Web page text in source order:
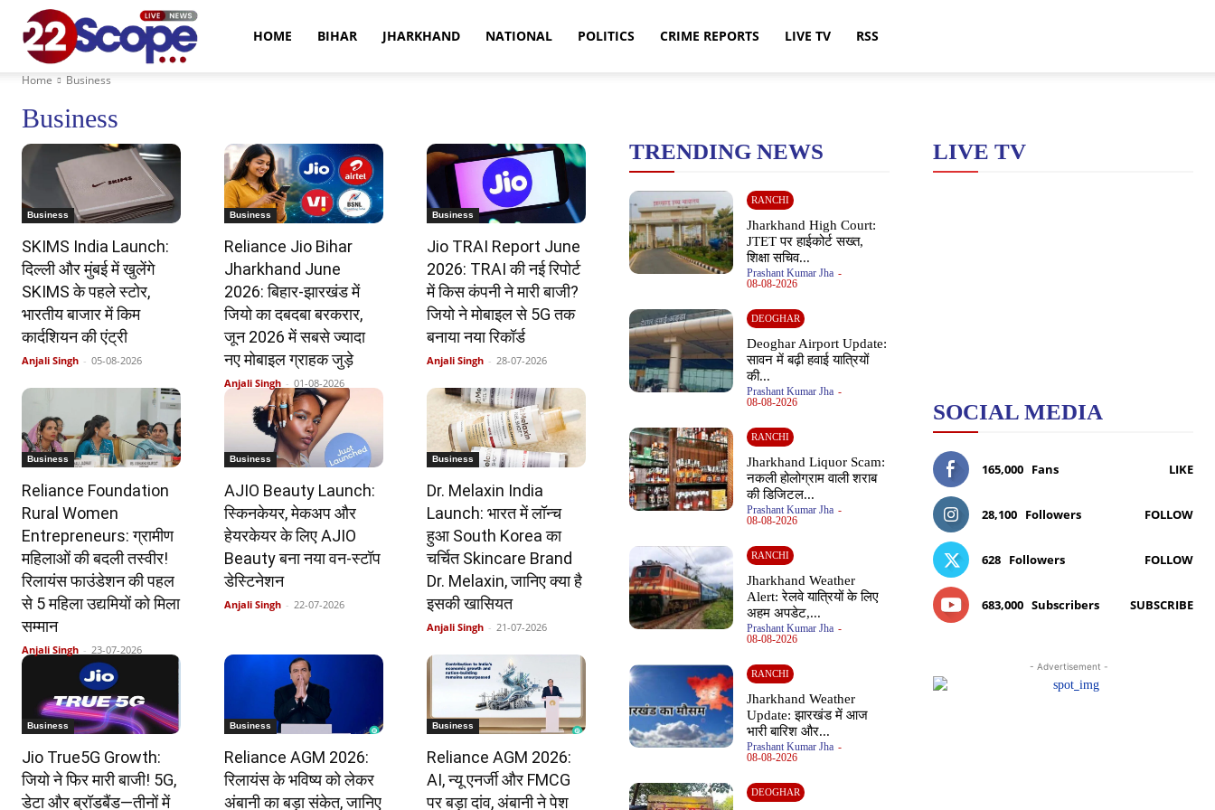
HOME BIHAR JHARKHAND NATIONAL POLITICS CRIME REPORTS LIVE TV RSS
Home Business
Business
Business
SKIMS India Launch:
दिल्ली और मुंबई में खुलेंगे
SKIMS के पहले स्टोर,
भारतीय बाजार में किम
कार्दशियन की एंट्री
Anjali Singh - 05-08-2026
Business
Reliance Jio Bihar
Jharkhand June
2026: बिहार-झारखंड में
जियो का दबदबा बरकरार,
जून 2026 में सबसे ज्यादा
नए मोबाइल ग्राहक जुड़े
Anjali Singh - 01-08-2026
Business
Jio TRAI Report June
2026: TRAI की नई रिपोर्ट
में किस कंपनी ने मारी बाजी?
जियो ने मोबाइल से 5G तक
बनाया नया रिकॉर्ड
Anjali Singh - 28-07-2026
Business
Reliance Foundation
Rural Women
Entrepreneurs: ग्रामीण
महिलाओं की बदली तस्वीर!
रिलायंस फाउंडेशन की पहल
से 5 महिला उद्यमियों को मिला
सम्मान
Anjali Singh - 23-07-2026
Business
AJIO Beauty Launch:
स्किनकेयर, मेकअप और
हेयरकेयर के लिए AJIO
Beauty बना नया वन-स्टॉप
डेस्टिनेशन
Anjali Singh - 22-07-2026
Business
Dr. Melaxin India
Launch: भारत में लॉन्च
हुआ South Korea का
चर्चित Skincare Brand
Dr. Melaxin, जानिए क्या है
इसकी खासियत
Anjali Singh - 21-07-2026
Business
Jio True5G Growth:
जियो ने फिर मारी बाजी! 5G,
डेटा और ब्रॉडबैंड—तीनों में
Business
Reliance AGM 2026:
रिलायंस के भविष्य को लेकर
अंबानी का बड़ा संकेत, जानिए
Business
Reliance AGM 2026:
AI, न्यू एनर्जी और FMCG
पर बड़ा दांव, अंबानी ने पेश
TRENDING NEWS
RANCHI
Jharkhand High Court:
JTET पर हाईकोर्ट सख्त,
शिक्षा सचिव...
Prashant Kumar Jha -
08-08-2026
DEOGHAR
Deoghar Airport Update:
सावन में बढ़ी हवाई यात्रियों
की...
Prashant Kumar Jha -
08-08-2026
RANCHI
Jharkhand Liquor Scam:
नकली होलोग्राम वाली शराब
की डिजिटल...
Prashant Kumar Jha -
08-08-2026
RANCHI
Jharkhand Weather
Alert: रेलवे यात्रियों के लिए
अहम अपडेट,...
Prashant Kumar Jha -
08-08-2026
RANCHI
Jharkhand Weather
Update: झारखंड में आज
भारी बारिश और...
Prashant Kumar Jha -
08-08-2026
DEOGHAR
LIVE TV
SOCIAL MEDIA
165,000 Fans LIKE
28,100 Followers FOLLOW
628 Followers FOLLOW
683,000 Subscribers SUBSCRIBE
- Advertisement -